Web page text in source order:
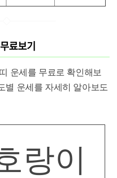
료보기
운세를 무료로 확인해보
별 운세를 자세히 알아보도
랑이